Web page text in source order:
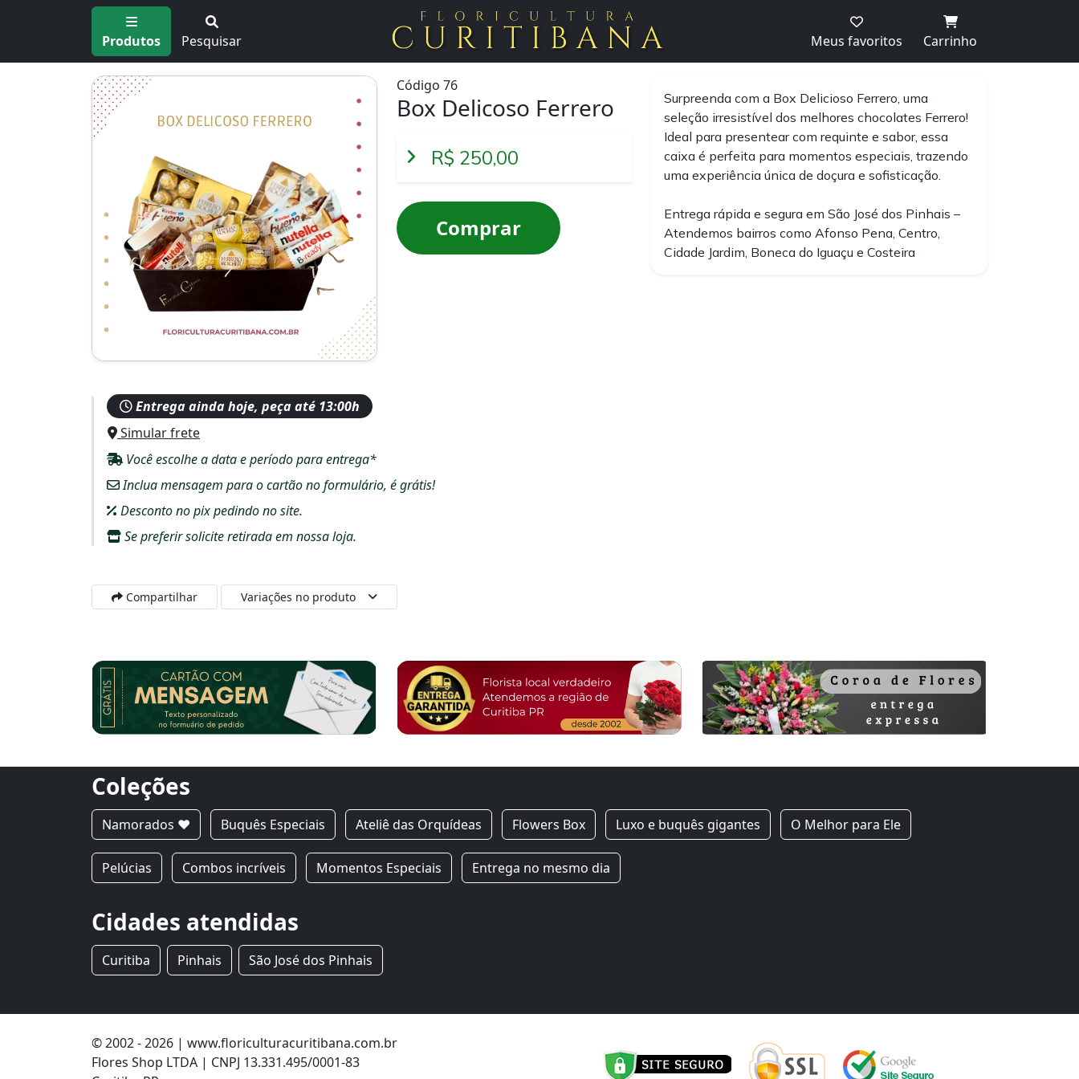
Produtos Pesquisar Meus favoritos Carrinho
Código 76
Box Delicoso Ferrero
R$ 250,00
Comprar
Surpreenda com a Box Delicioso Ferrero, uma
seleção irresistível dos melhores chocolates Ferrero!
Ideal para presentear com requinte e sabor, essa
caixa é perfeita para momentos especiais, trazendo
uma experiência única de doçura e sofisticação.
Entrega rápida e segura em São José dos Pinhais –
Atendemos bairros como Afonso Pena, Centro,
Cidade Jardim, Boneca do Iguaçu e Costeira
Entrega ainda hoje, peça até 13:00h
Simular frete
Você escolhe a data e período para entrega*
Inclua mensagem para o cartão no formulário, é grátis!
Desconto no pix pedindo no site.
Se preferir solicite retirada em nossa loja.
Compartilhar Variações no produto
Coleções
Namorados ❤ Buquês Especiais Ateliê das Orquídeas Flowers Box Luxo e buquês gigantes O Melhor para Ele
Pelúcias Combos incríveis Momentos Especiais Entrega no mesmo dia
Cidades atendidas
Curitiba Pinhais São José dos Pinhais
© 2002 - 2026 | www.floriculturacuritibana.com.br
Flores Shop LTDA | CNPJ 13.331.495/0001-83